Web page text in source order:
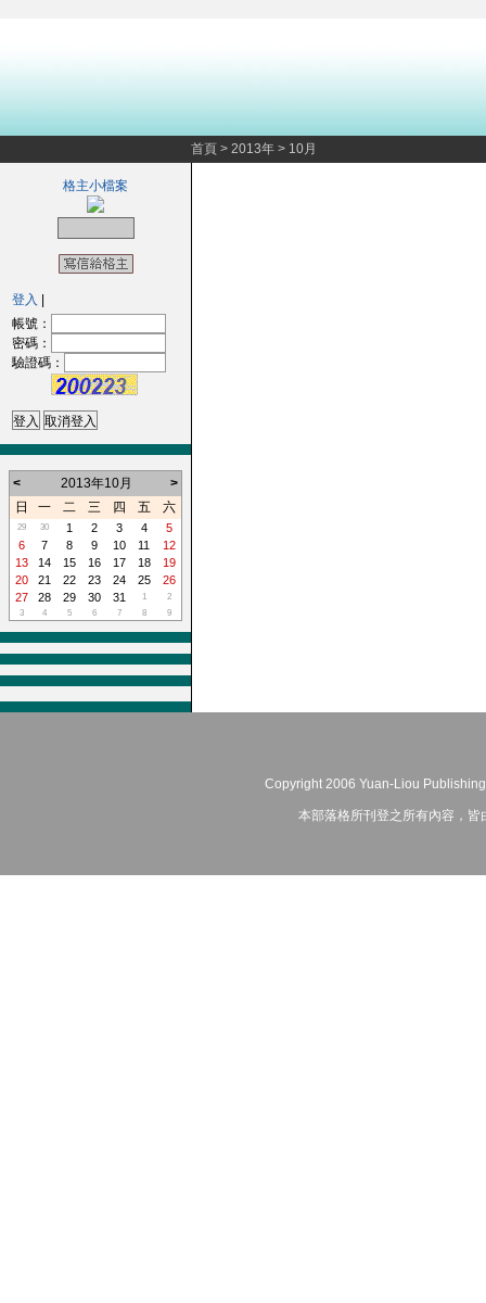
首頁 > 2013年 > 10月
格主小檔案
登入
帳號：
密碼：
驗證碼：
< 2013年10月
>
日
一 二 三 四 五 六
29 30 1 2 3 4
5
6
7 8 9 10 11
12
13
14 15 16 17 18
19
20
21 22 23 24 25
26
27
28 29 30 31 1
2
3
4 5 6 7 8 9
Copyright 2006 Yuan-Liou
本部落格所刊登之所有內容，